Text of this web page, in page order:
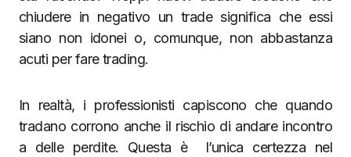
chiudere in negativo un trade significa che essi
siano non idonei o, comunque, non abbastanza
acuti per fare trading.
In realtà, i professionisti capiscono che quando
tradano corrono anche il rischio di andare incontro
a delle perdite. Questa è l’unica certezza nel